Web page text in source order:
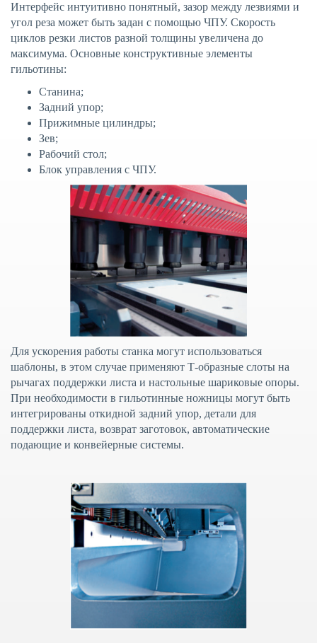
Интерфейс интуитивно понятный, зазор между лезвиями и
угол реза может быть задан с помощью ЧПУ. Скорость
циклов резки листов разной толщины увеличена до
максимума. Основные конструктивные элементы
гильотины:
Станина;
Задний упор;
Прижимные цилиндры;
Зев;
Рабочий стол;
Блок управления с ЧПУ.
Для ускорения работы станка могут использоваться
шаблоны, в этом случае применяют Т-образные слоты на
рычагах поддержки листа и настольные шариковые опоры.
При необходимости в гильотинные ножницы могут быть
интегрированы откидной задний упор, детали для
поддержки листа, возврат заготовок, автоматические
подающие и конвейерные системы.